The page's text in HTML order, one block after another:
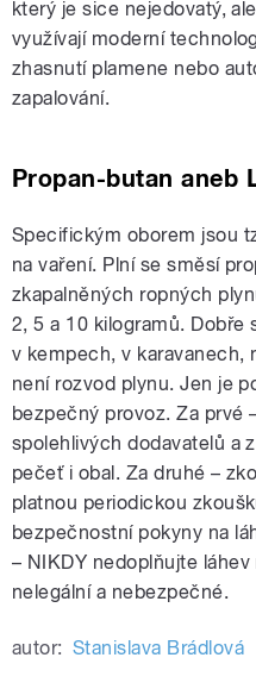
který je sice nejedovatý,
využívají moderní
zhasnutí plamene nebo
zapalování.
Propan-butan aneb
Specifickým oborem jsou
na vaření. Plní se směsí
zkapalněných ropných
2, 5 a 10 kilogramů. Dobře
v kempech, v karavanech,
není rozvod plynu. Jen je
bezpečný provoz. Za prvé
spolehlivých dodavatelů a
pečeť i obal. Za druhé –
platnou periodickou
bezpečnostní pokyny na
– NIKDY nedoplňujte
nelegální a nebezpečné.
autor: Stanislava Brádlová